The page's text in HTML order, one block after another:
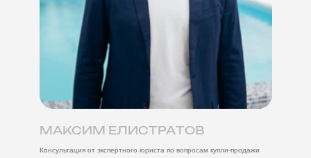
МАКСИМ ЕЛИСТРАТОВ
Консультация от экспертного юриста по вопросам купли-продажи